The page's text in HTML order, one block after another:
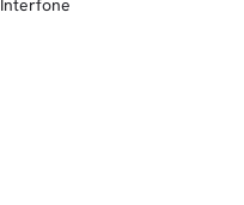
Interfone